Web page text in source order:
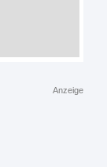
Anzeige